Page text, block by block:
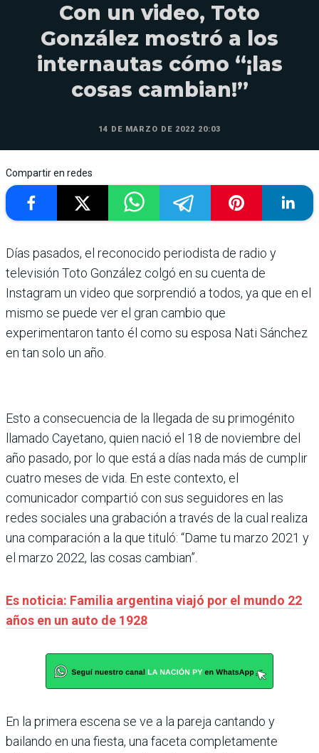
Con un video, Toto
González mostró a los
internautas cómo “¡las
cosas cambian!”
14 DE MARZO DE 2022 20:03
Compartir en redes
Días pasados, el reconocido periodista de radio y
televisión Toto González colgó en su cuenta de
Instagram un video que sorprendió a todos, ya que en el
mismo se puede ver el gran cambio que
experimentaron tanto él como su esposa Nati Sánchez
en tan solo un año.
Esto a consecuencia de la llegada de su primogénito
llamado Cayetano, quien nació el 18 de noviembre del
año pasado, por lo que está a días nada más de cumplir
cuatro meses de vida. En este contexto, el
comunicador compartió con sus seguidores en las
redes sociales una grabación a través de la cual realiza
una comparación a la que tituló: “Dame tu marzo 2021 y
el marzo 2022, las cosas cambian”.
Es noticia: Familia argentina viajó por el mundo 22
años en un auto de 1928
En la primera escena se ve a la pareja cantando y
bailando en una fiesta, una faceta completamente